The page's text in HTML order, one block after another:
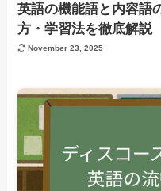
英語の機能語と内容語
方・学習法を徹底解説
November 23, 2025